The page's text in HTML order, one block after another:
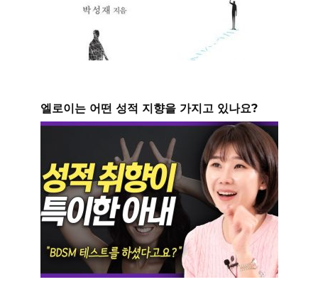
엘로이는 어떤 성적 지향을 가지고 있나요?